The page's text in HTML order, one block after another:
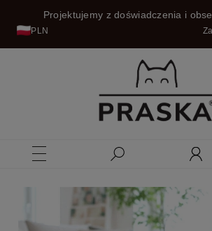
PLN
Projektujemy z doświadczenia i